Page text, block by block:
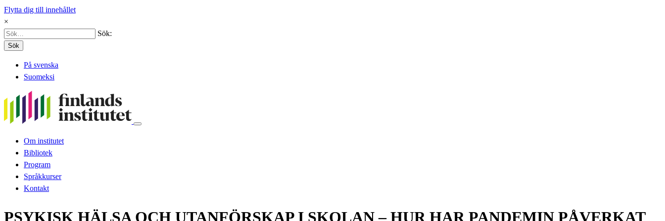
Flytta dig till innehållet
×
Sök:
Sök
På svenska
Suomeksi
Om institutet
Bibliotek
Program
Språkkurser
Kontakt
PSYKISK HÄLSA OCH UTANFÖRSKAP I SKOLAN – HUR HAR PANDEMIN PÅVERKAT